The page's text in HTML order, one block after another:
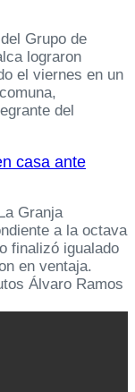
Grupo de
lograron
el viernes en un
del
casa ante
Granja
a la octava
finalizó igualado
en ventaja.
Álvaro Ramos